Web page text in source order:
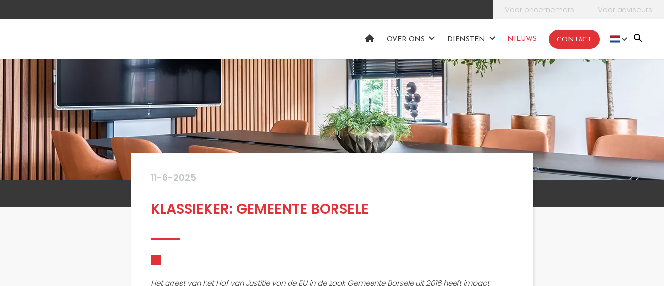
Voor ondernemers Voor adviseurs
HOMEOVER ONS DIENSTEN NIEUWS CONTACT
11-6-2025
KLASSIEKER: GEMEENTE BORSELE
Het arrest van het Hof van Justitie van de EU in de zaak Gemeente Borsele uit 2016 heeft impact